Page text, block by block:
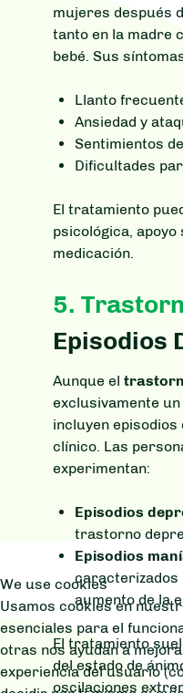
mujeres después
tanto en la madre
bebé. Sus
Llanto
Ansiedad y
Sentimientos
Dificultades
El tratamiento
psicológica, apoyo
medicación.
5.
Episodios
Aunque el
exclusivamente
incluyen
clínico. Las
experimentan:
Episodios
trastorno
Episodios
caracterizados
aumento de la
El tratamiento
del estado de
oscilaciones
We use cookies
Usamos cookies en
esenciales para el
otras nos ayudan a
experiencia del usuario